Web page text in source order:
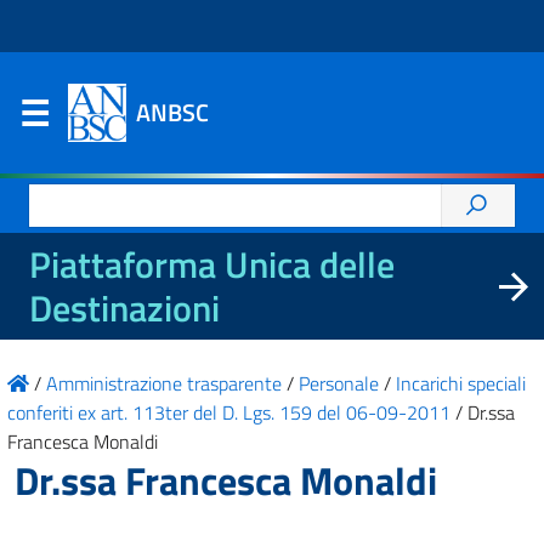
ANBSC
per:
Piattaforma Unica delle
Destinazioni
/Amministrazione trasparente/ Personale/ Incarichi speciali
conferiti ex art. 113ter del D. Lgs. 159 del 06-09-2011 / Dr.ssa
Francesca Monaldi
Dr.ssa Francesca Monaldi